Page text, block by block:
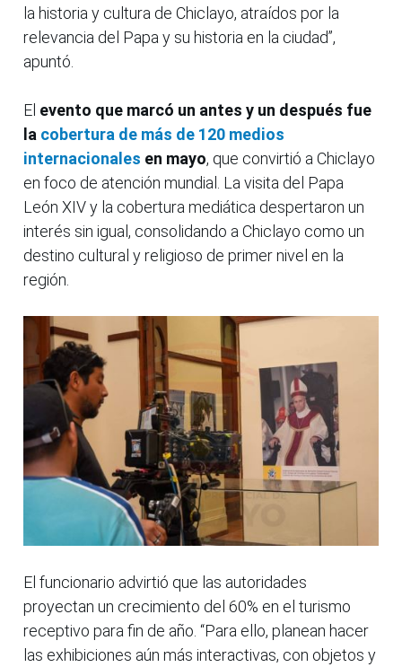
la historia y cultura de Chiclayo, atraídos por la
relevancia del Papa y su historia en la ciudad”,
apuntó.
El evento que marcó un antes y un después fue
la cobertura de más de 120 medios
internacionales en mayo, que convirtió a Chiclayo
en foco de atención mundial. La visita del Papa
León XIV y la cobertura mediática despertaron un
interés sin igual, consolidando a Chiclayo como un
destino cultural y religioso de primer nivel en la
región.
El funcionario advirtió que las autoridades
proyectan un crecimiento del 60% en el turismo
receptivo para fin de año. “Para ello, planean hacer
las exhibiciones aún más interactivas, con objetos y